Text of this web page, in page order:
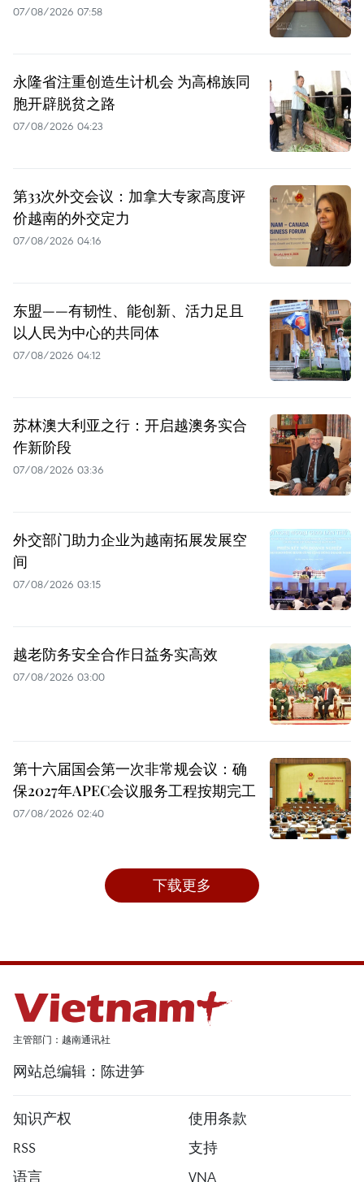
07/08/2026 07:58
永隆省注重创造生计机会 为高棉族同
胞开辟脱贫之路
07/08/2026 04:23
第33次外交会议：加拿大专家高度评
价越南的外交定力
07/08/2026 04:16
东盟——有韧性、能创新、活力足且
以人民为中心的共同体
07/08/2026 04:12
苏林澳大利亚之行：开启越澳务实合
作新阶段
07/08/2026 03:36
外交部门助力企业为越南拓展发展空
间
07/08/2026 03:15
越老防务安全合作日益务实高效
07/08/2026 03:00
第十六届国会第一次非常规会议：确
保2027年APEC会议服务工程按期完工
07/08/2026 02:40
下载更多
主管部门：越南通讯社
网站总编辑：陈进笋
知识产权
使用条款
RSS
支持
语言
VNA